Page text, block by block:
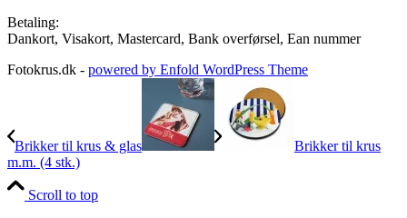
Betaling:
Dankort, Visakort, Mastercard, Bank overførsel, Ean nummer
Fotokrus.dk - powered by Enfold WordPress Theme
Brikker til krus & glas
Brikker til krus
m.m. (4 stk.)
Scroll to top